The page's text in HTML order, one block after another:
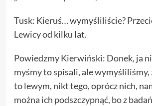
Tusk: Kieruś… wymyśliliście?
Lewicy od kilku lat.
Powiedzmy Kierwiński: Donek, ja
myśmy to spisali, ale
to lewym, nikt tego, oprócz nich,
można ich podszczypnąć, bo z